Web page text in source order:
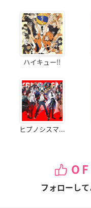
ハイキュー!!
ヒプノシスマ...
フォローし